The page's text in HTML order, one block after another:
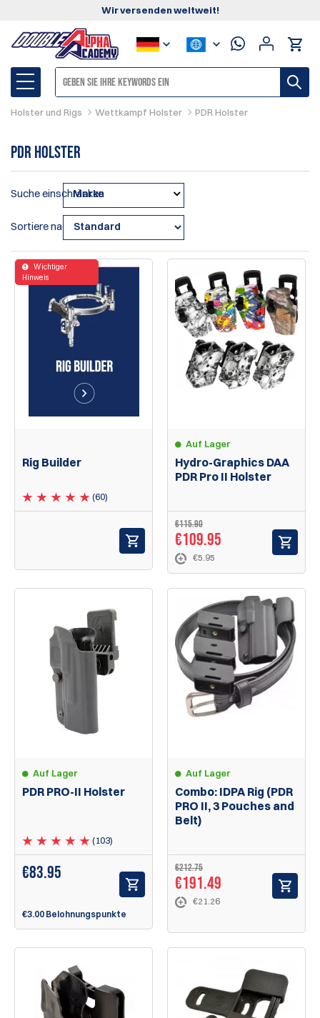
Wir versenden weltweit!
Holster und Rigs Wettkampf Holster PDR Holster
PDR Holster
Suche einschränken
Marke
Sortiere nach
Rig Builder
(60)
Wichtiger
Hinweis
Auf Lager
Hydro-Graphics DAA
PDR Pro II Holster
€115.90
€109.95
€5.95
Auf Lager
PDR PRO-II Holster
(103)
€83.95
€3.00 Belohnungspunkte
Auf Lager
Combo: IDPA Rig (PDR
PRO II, 3 Pouches and
Belt)
€212.75
€191.49
€21.26